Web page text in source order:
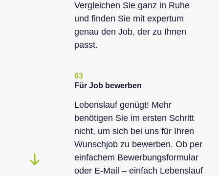
Vergleichen Sie ganz in Ruhe
und finden Sie mit expertum
genau den Job, der zu Ihnen
passt.
03
Für Job bewerben
Lebenslauf genügt! Mehr
benötigen Sie im ersten Schritt
nicht, um sich bei uns für Ihren
Wunschjob zu bewerben. Ob per
einfachem Bewerbungsformular
oder E-Mail – einfach Lebenslauf